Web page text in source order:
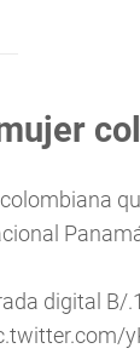
digital B/